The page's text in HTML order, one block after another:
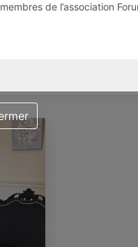
de l’association